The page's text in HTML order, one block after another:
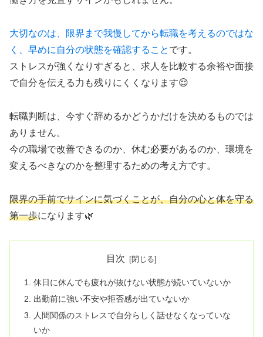
大切なのは、限界まで我慢してから転職を考えるのではな
く、早めに自分の状態を確認すること です。
ストレスが強くなりすぎると、求人を比較する余裕や面接
で自分を伝える力も残りにくくなります😌
転職判断は、今すぐ辞めるかどうかだけを決めるものでは
ありません。
今の職場で改善できるのか、休む必要があるのか、環境を
変えるべきなのかを整理するための考え方です。
限界の手前でサインに気づくことが、自分の心と体を守る
第一歩になります🌿
目次
休日に休んでも疲れが抜けない状態が続いていないか
出勤前に強い不安や拒否感が出ていないか
人間関係のストレスで自分らしく話せなくなっていな
いか